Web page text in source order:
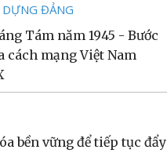
ĐẢNG
Tám năm 1945 - Bước
cách mạng Việt Nam
bền vững để tiếp tục đẩy